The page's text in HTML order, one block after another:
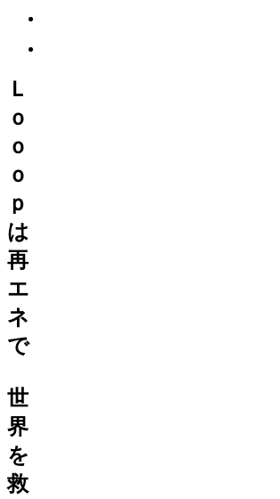
Ｌ
ｏ
ｏ
ｏ
ｐ
は
再
エ
ネ
で
世
界
を
救